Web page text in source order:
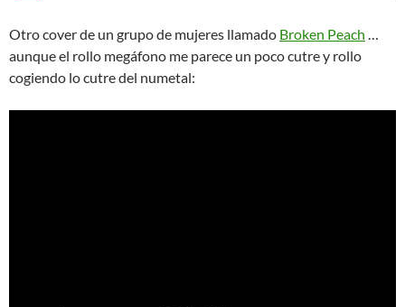
Otro cover de un grupo de mujeres llamado Broken Peach …
aunque el rollo megáfono me parece un poco cutre y rollo
cogiendo lo cutre del numetal: